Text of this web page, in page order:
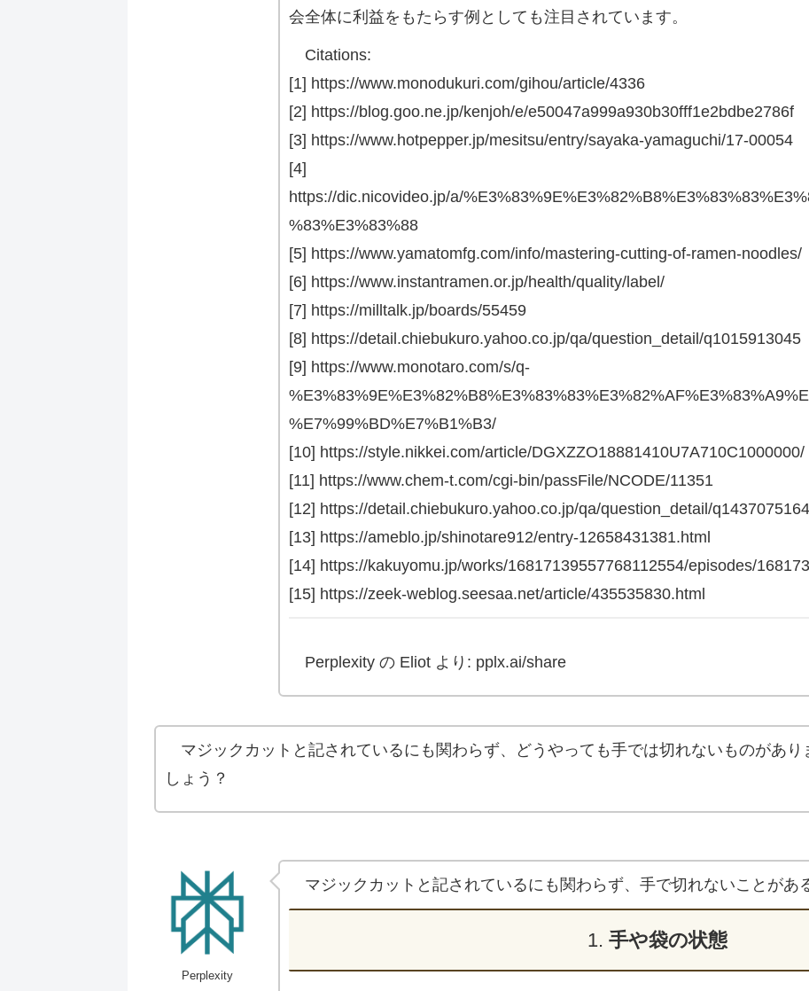
会全体に利益をもたらす例としても注目されています。
Citations:
[1] https://www.monodukuri.com/gihou/article/4336
[2] https://blog.goo.ne.jp/kenjoh/e/e50047a999a930b30fff1e2bdbe2786f
[3] https://www.hotpepper.jp/mesitsu/entry/sayaka-yamaguchi/17-00054
[4]
https://dic.nicovideo.jp/a/
%83%E3%83%88
[5] https://www.yamatomfg.com/info/mastering-cutting-of-ramen-noodles/
[6] https://www.instantramen.or.jp/health/quality/label/
[7] https://milltalk.jp/boards/55459
[8] https://detail.chiebukuro.yahoo.co.jp/qa/question_detail/q1015913045
[9] https://www.monotaro.com/s/q-
%E7%99%BD%E7%B1%B3/
[10] https://style.nikkei.com/article/DGXZZO18881410U7A710C1000000/
[11] https://www.chem-t.com/cgi-bin/passFile/NCODE/11351
[12] https://detail.chiebukuro.yahoo.co.jp/qa/question_detail/q1437075164
[13] https://ameblo.jp/shinotare912/entry-12658431381.html
[14] https://kakuyomu.jp/works/16817139557768112554/episodes/
[15] https://zeek-weblog.seesaa.net/article/435535830.html
Perplexity の Eliot より: pplx.ai/share
マジックカットと記されているにも関わらず、どうやっても手では切れないものがあり
しょう？
Perplexity
マジックカットと記されているにも関わらず、手で切れないことがあ
1. 手や袋の状態